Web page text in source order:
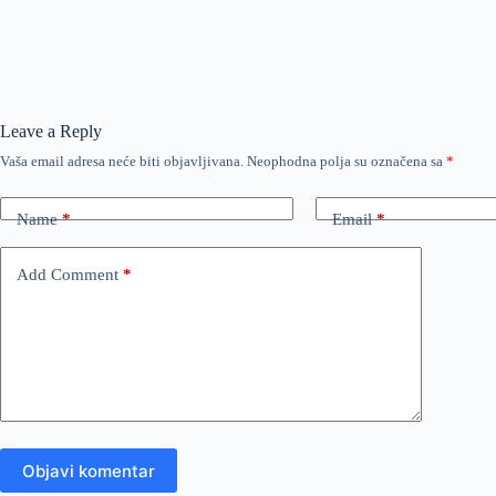
Leave a Reply
Vaša email adresa neće biti objavljivana. Neophodna polja su označena sa *
Name* Email*
Add Comment *
Objavi komentar